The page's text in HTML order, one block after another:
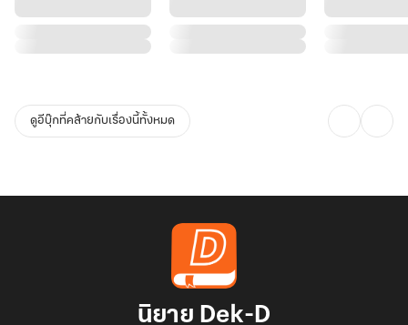
ดูอีบุ๊กที่คล้ายกับเรื่องนี้ทั้งหมด
นิยาย Dek-D